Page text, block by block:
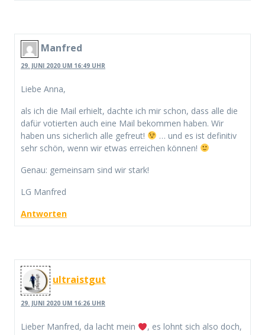
Manfred
29. JUNI 2020 UM 16:49 UHR
Liebe Anna,
als ich die Mail erhielt, dachte ich mir schon, dass alle die
dafür votierten auch eine Mail bekommen haben. Wir
haben uns sicherlich alle gefreut!
… und es ist definitiv
sehr schön, wenn wir etwas erreichen können!
Genau: gemeinsam sind wir stark!
LG Manfred
Antworten
ultraistgut
29. JUNI 2020 UM 16:26 UHR
Lieber Manfred, da lacht mein
, es lohnt sich also doch,